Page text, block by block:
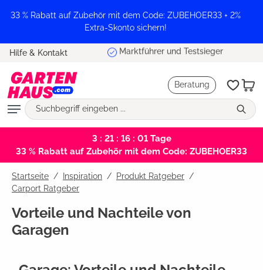
springen
33 % Rabatt auf Zubehör mit dem Code: ZUBEHOER33 + 2%
Extra-Skonto sichern!
Hilfe & Kontakt Marktführer und Testsieger
Beratung
3 : 21 : 16 : 00 Tage
33 % Rabatt auf Zubehör mit dem Code: ZUBEHOER33
Startseite Inspiration / Produkt Ratgeber /
Carport Ratgeber
Vorteile und Nachteile von
Garagen